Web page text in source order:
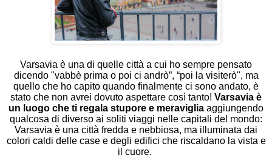
Varsavia è una di quelle città a cui ho sempre pensato
dicendo "vabbè prima o poi ci andrò”, “poi la visiterò", ma
quello che ho capito quando finalmente ci sono andato, è
stato che non avrei dovuto aspettare così tanto! Varsavia è
un luogo che ti regala stupore e meraviglia aggiungendo
qualcosa di diverso ai soliti viaggi nelle capitali del mondo:
Varsavia è una città fredda e nebbiosa, ma illuminata dai
colori caldi delle case e degli edifici che riscaldano la vista e
il cuore.